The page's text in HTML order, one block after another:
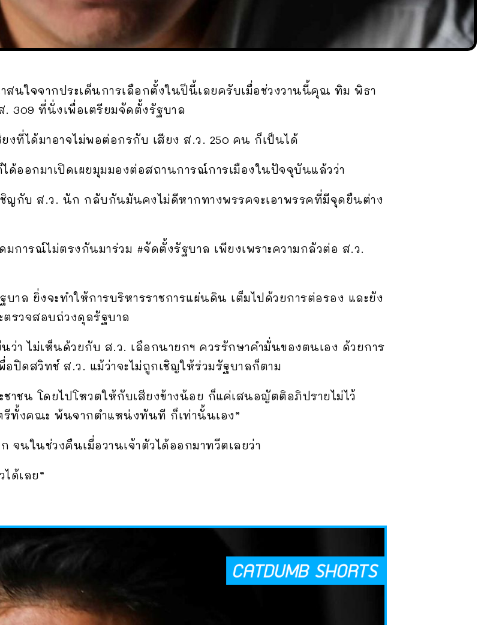
นใจจากประเด็นการเลือกตั้งในปีนี้เลยครับเมื่อช่วงวานนี้คุณ ทิม พิธา
. 309 ที่นั่งเพื่อเตรียมจัดตั้งรัฐบาล
งที่ได้มาอาจไม่พอต่อกรกับ เสียง ส.ว. 250 คน ก็เป็นได้
ออกมาเปิดเผยมุมมองต่อสถานการณ์การเมืองในปัจจุบันแล้วว่า
ชิญกับ ส.ว. นัก กลับกันมันคงไม่ดีหากทางพรรคจะเอาพรรคที่มีจุดยืนต่าง
มการณ์ไม่ตรงกันมาร่วม #จัดตั้งรัฐบาล เพียงเพราะความกลัวต่อ ส.ว.
าล ยิ่งจะทำให้การบริหารราชการแผ่นดิน เต็มไปด้วยการต่อรอง และยัง
ตรวจสอบถ่วงดุลรัฐบาล
ว่า ไม่เห็นด้วยกับ ส.ว. เลือกนายกฯ ควรรักษาคำมั่นของตนเอง ด้วยการ
อปิดสวิทช์ ส.ว. แม้ว่าจะไม่ถูกเชิญให้ร่วมรัฐบาลก็ตาม
าชน โดยไปโหวตให้กับเสียงข้างน้อย ก็แค่เสนอญัตติอภิปรายไม่ไว้
รีทั้งคณะ พ้นจากตำแหน่งทันที ก็เท่านั้นเอง”
นในช่วงคืนเมื่อวานเจ้าตัวได้ออกมาทวีตเลยว่า
ด้เลย”